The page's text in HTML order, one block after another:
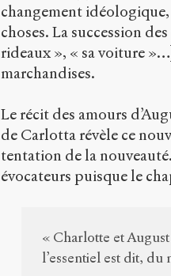
changement
choses. La succession
rideaux », « sa voiture
marchandises.
Le récit des amours
de Carlotta révèle ce
tentation de la
évocateurs puisque le
« Charlotte et
l’essentiel est dit,